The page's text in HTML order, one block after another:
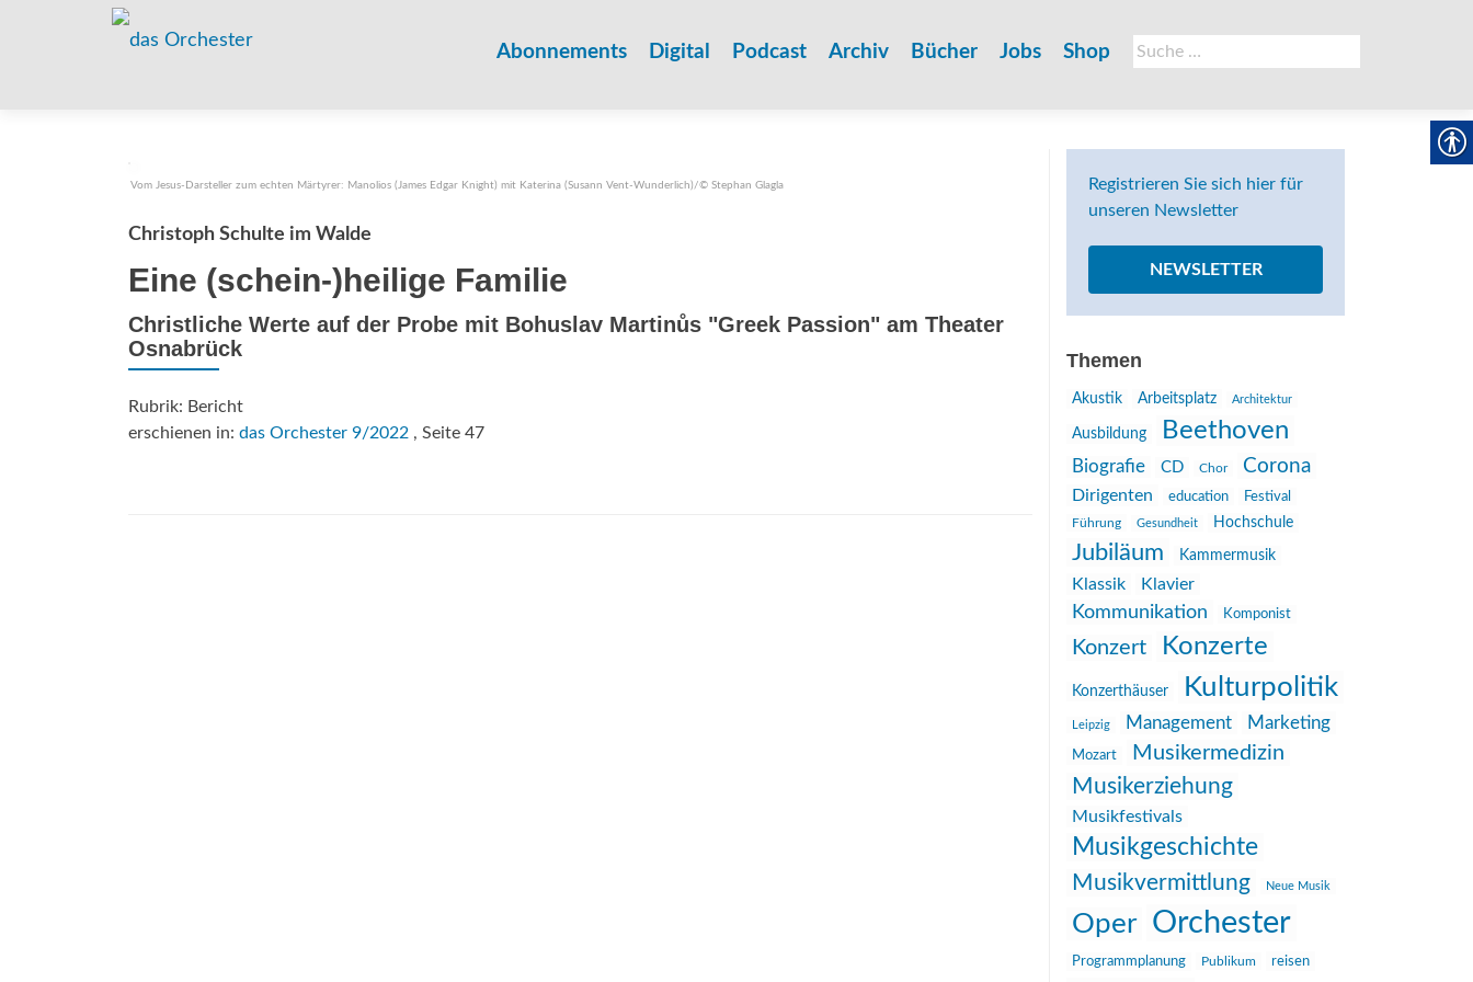
Suche
nach:
Abonnements Digital Podcast Archiv Bücher Jobs Shop
Vom Jesus-Darsteller zum echten Märtyrer: Manolios (James Edgar Knight) mit Katerina (Susann Vent-Wunderlich)/© Stephan Glagla
Christoph Schulte im Walde
Eine (schein-)heilige Familie
Christliche Werte auf der Probe mit Bohuslav Martinůs "Greek Passion" am Theater
Osnabrück
Rubrik: Bericht
erschienen in: das Orchester 9/2022 , Seite 47
Registrieren Sie sich hier für
unseren Newsletter
NEWSLETTER
Themen
Akustik Arbeitsplatz Architektur
Ausbildung Beethoven
Biografie CD Chor Corona
Dirigenten education
Festival
Führung
Gesundheit Hochschule
Jubiläum Kammermusik
Klassik Klavier
Kommunikation Komponist
Konzert Konzerte
Konzerthäuser Kulturpolitik
Leipzig Management Marketing
Mozart Musikermedizin
Musikerziehung
Musikfestivals
Musikgeschichte
Musikvermittlung Neue Musik
Oper Orchester
Programmplanung Publikum reisen